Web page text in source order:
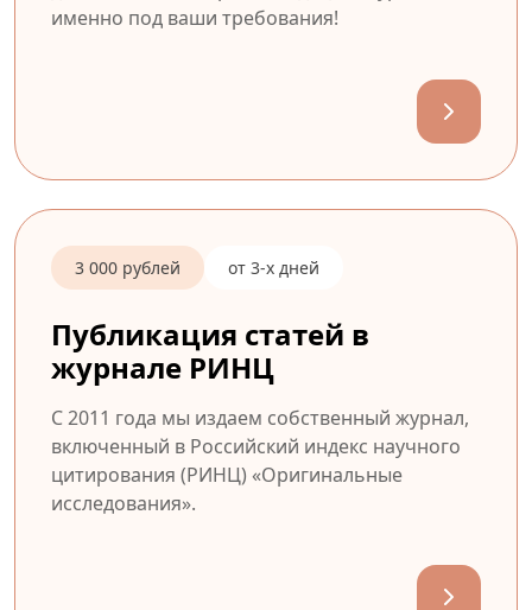
именно под ваши требования!
3 000 рублей от 3-х дней
Публикация статей в
журнале РИНЦ
С 2011 года мы издаем собственный журнал,
включенный в Российский индекс научного
цитирования (РИНЦ) «Оригинальные
исследования».